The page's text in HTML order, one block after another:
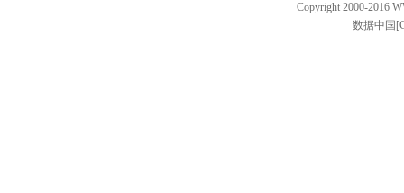
Copyright 2000-2016
数据中国